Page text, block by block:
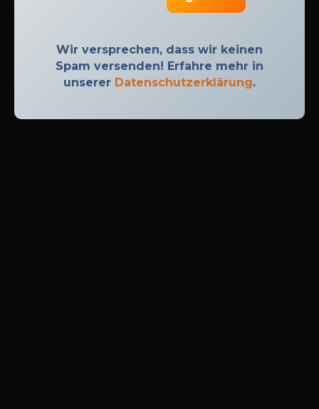
Wir versprechen, dass wir keinen
Spam versenden! Erfahre mehr in
unserer Datenschutzerklärung.